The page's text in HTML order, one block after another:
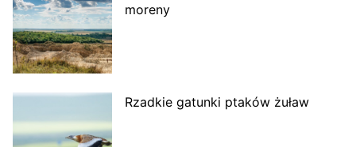
moreny
Rzadkie gatunki ptaków żuław